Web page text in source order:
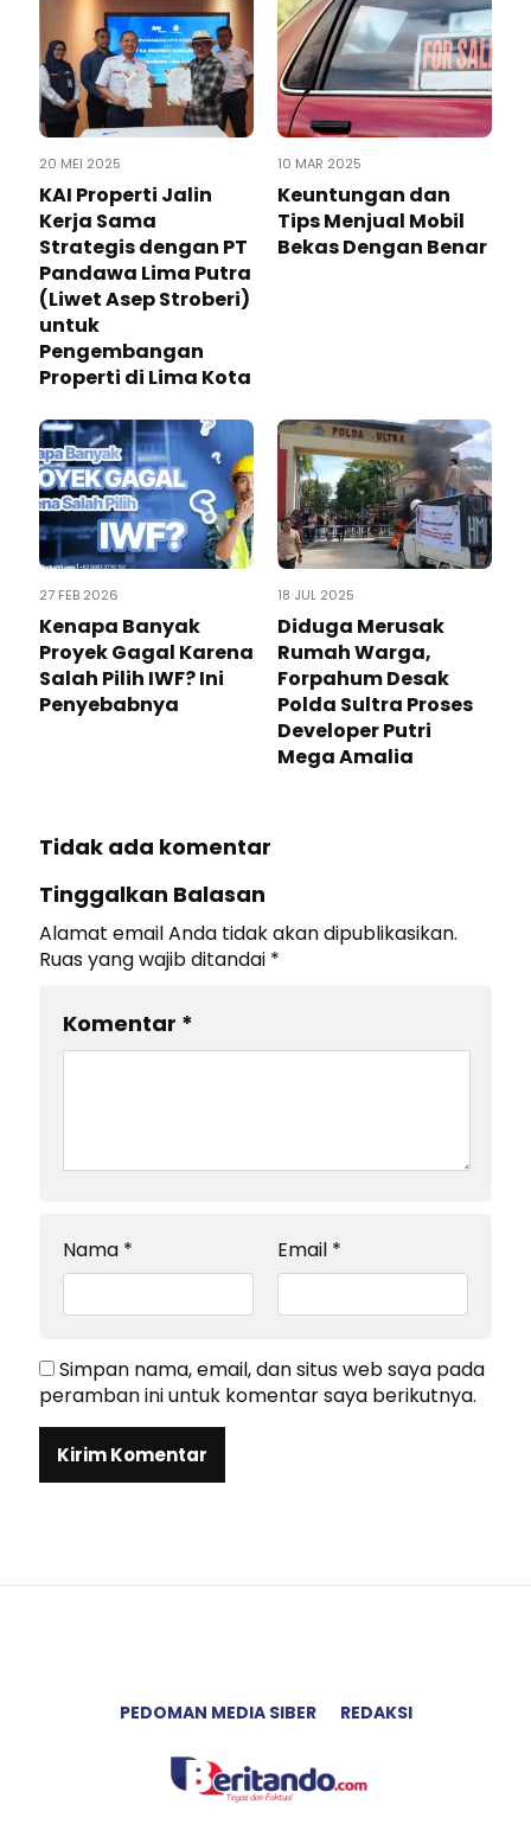
20 MEI 2025
KAI Properti Jalin
Kerja Sama
Strategis dengan PT
Pandawa Lima Putra
(Liwet Asep Stroberi)
untuk
Pengembangan
Properti di Lima Kota
10 MAR 2025
Keuntungan dan
Tips Menjual Mobil
Bekas Dengan Benar
27 FEB 2026
Kenapa Banyak
Proyek Gagal Karena
Salah Pilih IWF? Ini
Penyebabnya
18 JUL 2025
Diduga Merusak
Rumah Warga,
Forpahum Desak
Polda Sultra Proses
Developer Putri
Mega Amalia
Tidak ada komentar
Tinggalkan Balasan
Alamat email Anda tidak akan dipublikasikan.
Ruas yang wajib ditandai *
Komentar *
Nama * Email *
Simpan nama, email, dan situs web saya pada
peramban ini untuk komentar saya berikutnya.
PEDOMAN MEDIA SIBER REDAKSI